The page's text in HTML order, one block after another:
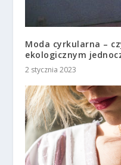
Moda cyrkularna –
ekologicznym
2 stycznia 2023